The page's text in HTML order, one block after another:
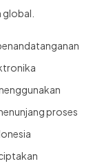
proses